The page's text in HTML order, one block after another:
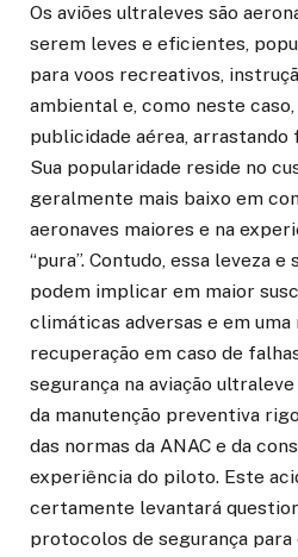
Os aviões ultraleves são
serem leves e eficientes,
para voos recreativos,
ambiental e, como neste
publicidade aérea, arrastando
Sua popularidade reside no
geralmente mais baixo em
aeronaves maiores e na
“pura”. Contudo, essa leveza
podem implicar em maior
climáticas adversas e em
recuperação em caso de
segurança na aviação
da manutenção preventiva
das normas da ANAC e da
experiência do piloto. Este
certamente levantará
protocolos de segurança para